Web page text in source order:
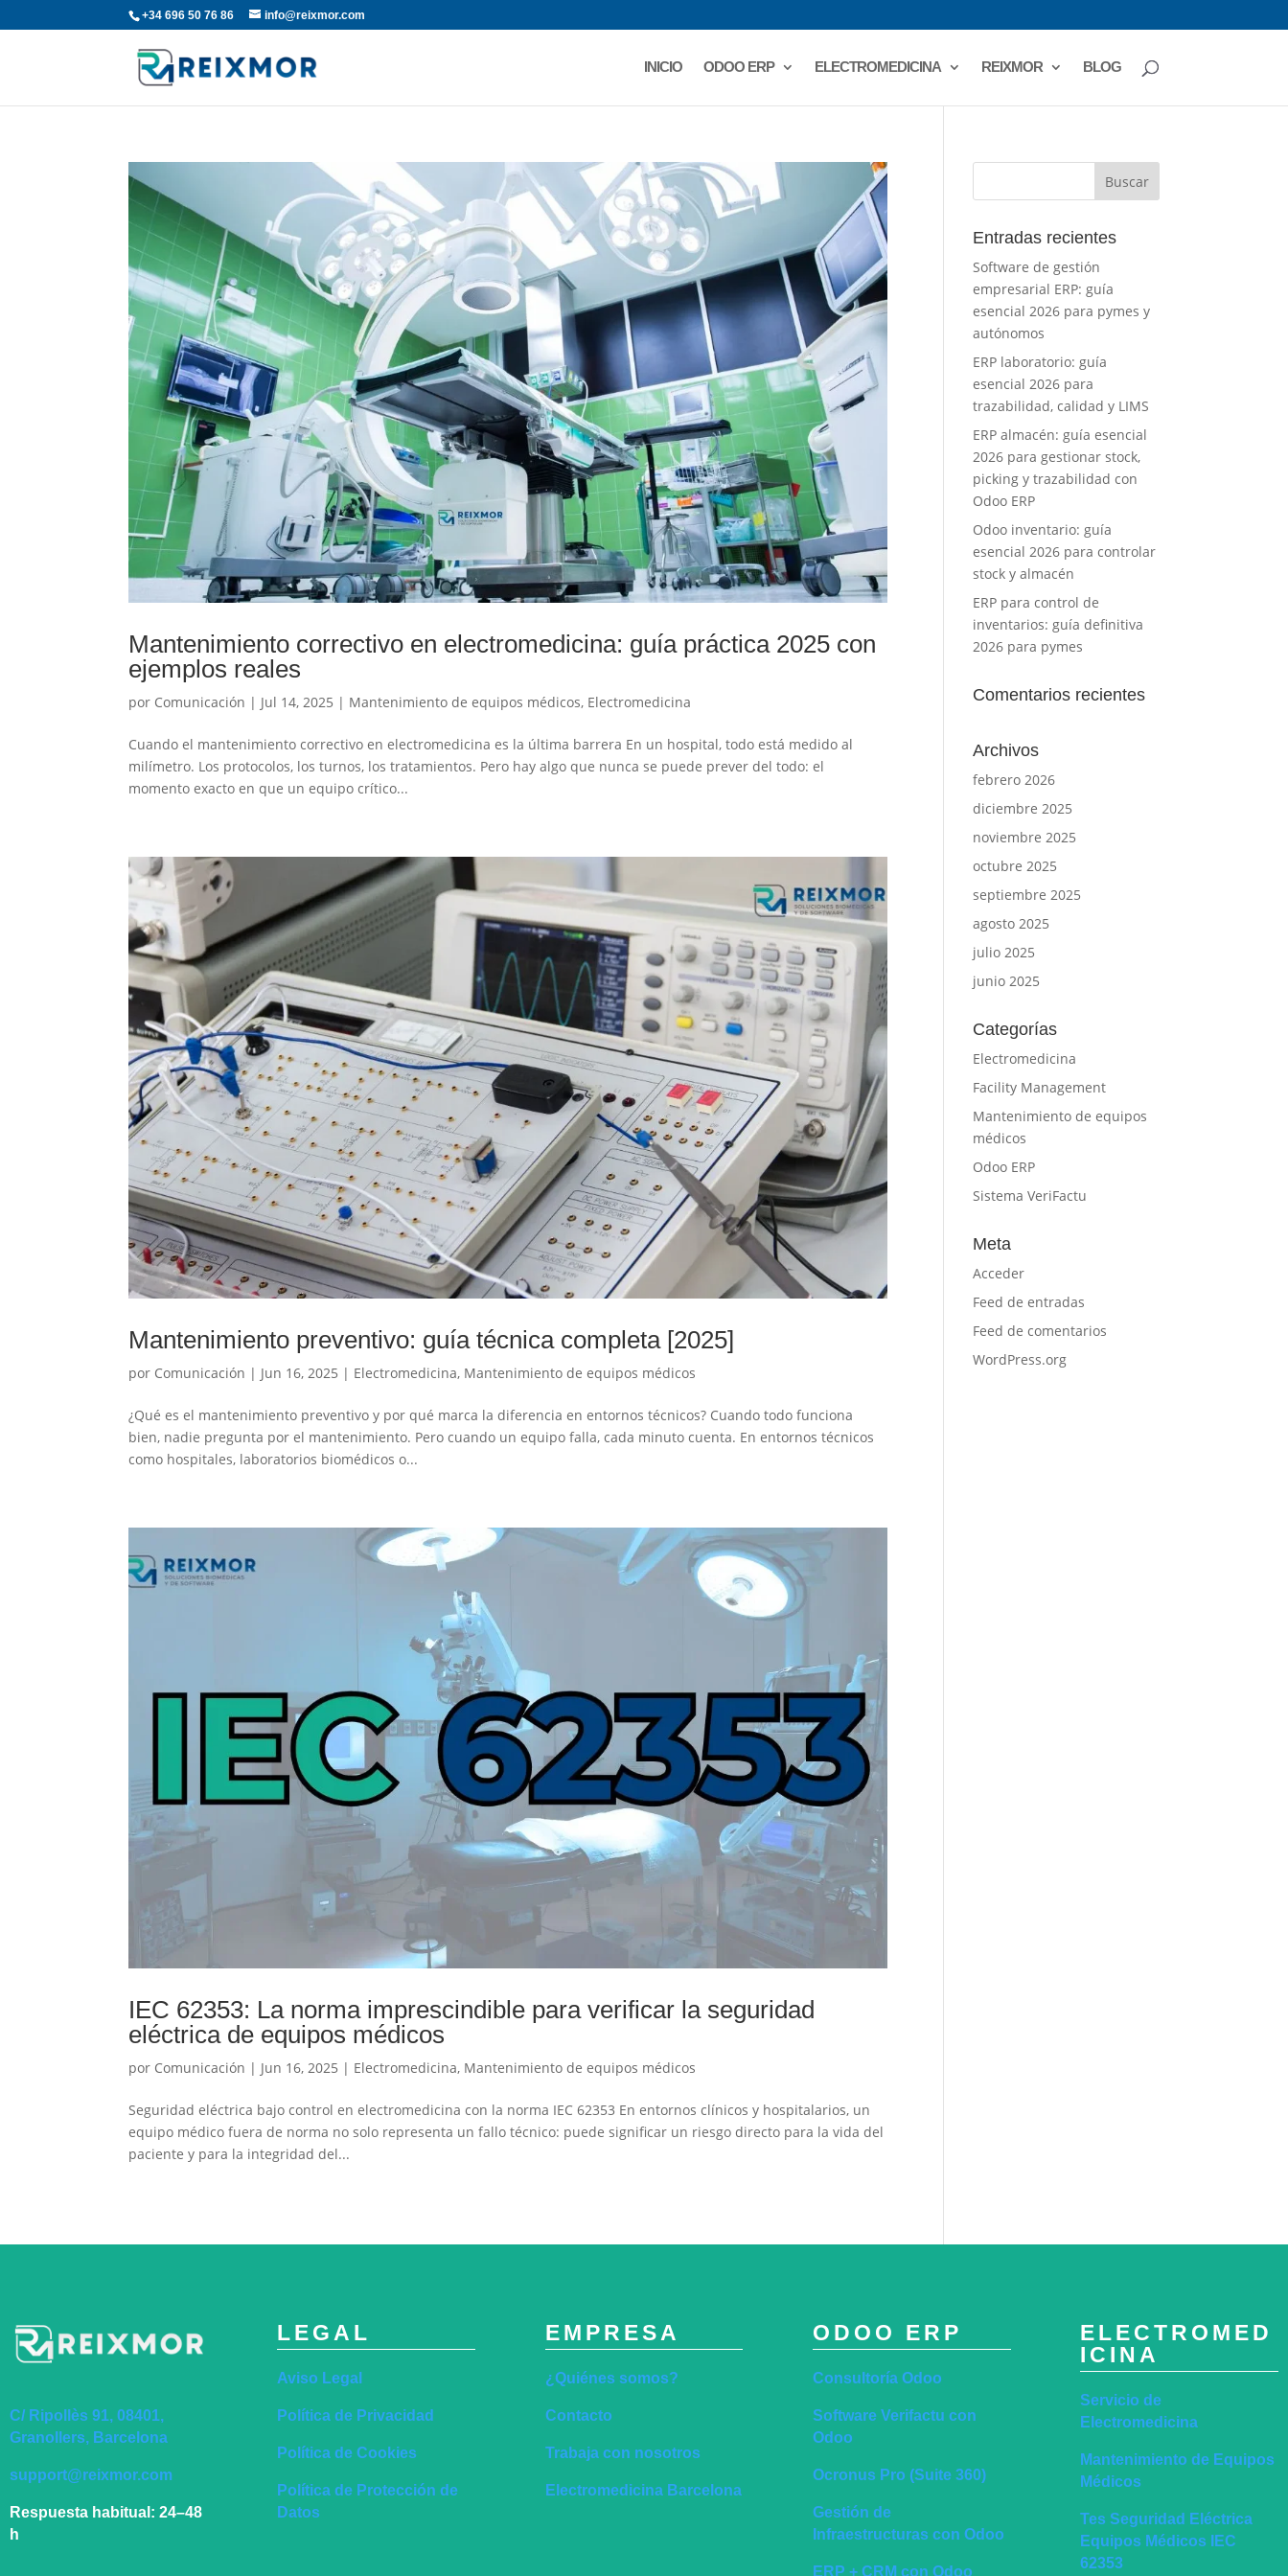
+34 696 50 76 86 info@reixmor.com
INICIO ODOO ERP ELECTROMEDICINA REIXMOR BLOG
Mantenimiento correctivo en electromedicina: guía práctica 2025 con
ejemplos reales
por Comunicación | Jul 14, 2025 | Mantenimiento de equipos médicos, Electromedicina
Cuando el mantenimiento correctivo en electromedicina es la última barrera En un hospital, todo está medido al
milímetro. Los protocolos, los turnos, los tratamientos. Pero hay algo que nunca se puede prever del todo: el
momento exacto en que un equipo crítico...
Mantenimiento preventivo: guía técnica completa [2025]
por Comunicación | Jun 16, 2025 | Electromedicina, Mantenimiento de equipos médicos
¿Qué es el mantenimiento preventivo y por qué marca la diferencia en entornos técnicos? Cuando todo funciona
bien, nadie pregunta por el mantenimiento. Pero cuando un equipo falla, cada minuto cuenta. En entornos técnicos
como hospitales, laboratorios biomédicos o...
IEC 62353: La norma imprescindible para verificar la seguridad
eléctrica de equipos médicos
por Comunicación | Jun 16, 2025 | Electromedicina, Mantenimiento de equipos médicos
Seguridad eléctrica bajo control en electromedicina con la norma IEC 62353 En entornos clínicos y hospitalarios, un
equipo médico fuera de norma no solo representa un fallo técnico: puede significar un riesgo directo para la vida del
paciente y para la integridad del...
Entradas recientes
Software de gestión
empresarial ERP: guía
esencial 2026 para pymes y
autónomos
ERP laboratorio: guía
esencial 2026 para
trazabilidad, calidad y LIMS
ERP almacén: guía esencial
2026 para gestionar stock,
picking y trazabilidad con
Odoo ERP
Odoo inventario: guía
esencial 2026 para controlar
stock y almacén
ERP para control de
inventarios: guía definitiva
2026 para pymes
Comentarios recientes
Archivos
febrero 2026
diciembre 2025
noviembre 2025
octubre 2025
septiembre 2025
agosto 2025
julio 2025
junio 2025
Categorías
Electromedicina
Facility Management
Mantenimiento de equipos
médicos
Odoo ERP
Sistema VeriFactu
Meta
Acceder
Feed de entradas
Feed de comentarios
WordPress.org
C/ Ripollès 91, 08401,
Granollers, Barcelona
support@reixmor.com
Respuesta habitual: 24–48
h
LEGAL
Aviso Legal
Política de Privacidad
Política de Cookies
Política de Protección de
Datos
EMPRESA
¿Quiénes somos?
Contacto
Trabaja con nosotros
Electromedicina Barcelona
ODOO ERP
Consultoría Odoo
Software Verifactu con
Odoo
Ocronus Pro (Suite 360)
Gestión de
Infraestructuras con Odoo
ERP + CRM con Odoo
ELECTROMED
ICINA
Servicio de
Electromedicina
Mantenimiento de Equipos
Médicos
Tes Seguridad Eléctrica
Equipos Médicos IEC
62353